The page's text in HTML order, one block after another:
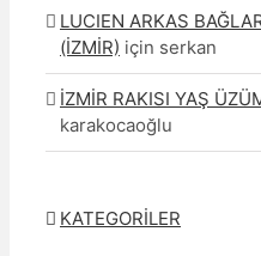
LUCIEN ARKAS
(İZMİR) için serkan
İZMİR RAKISI YAŞ
karakocaoğlu
KATEGORİLER